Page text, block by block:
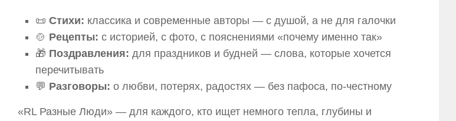
📜 Стихи: классика и современные авторы — с душой, а не для галочки
🍲 Рецепты: с историей, с фото, с пояснениями «почему именно так»
🎁 Поздравления: для праздников и будней — слова, которые хочется
перечитывать
💬 Разговоры: о любви, потерях, радостях — без пафоса, по-честному
«RL Разные Люди» — для каждого, кто ищет немного тепла, глубины и